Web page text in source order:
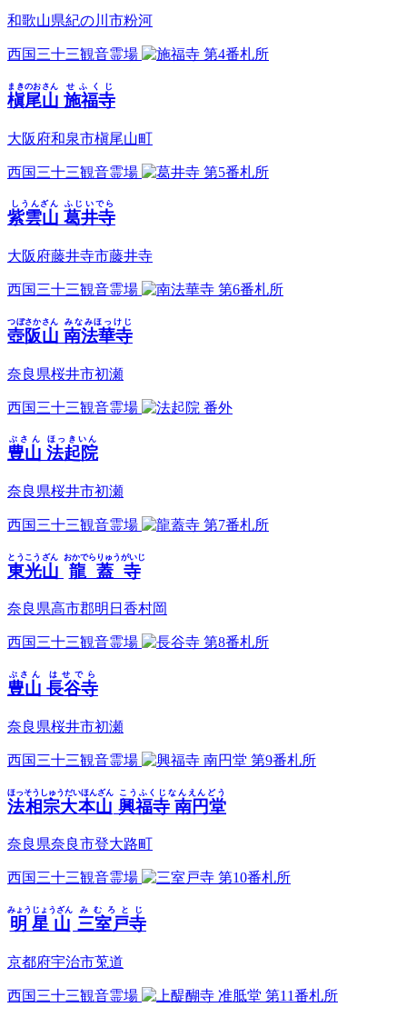
和歌山県紀の川市粉河
西国三十三観音霊場 第4番札所
槇尾山
まきのおさん
施福寺
せふくじ
大阪府和泉市槇尾山町
西国三十三観音霊場 第5番札所
紫雲山
しうんざん
葛井寺
ふじいでら
大阪府藤井寺市藤井寺
西国三十三観音霊場 第6番札所
壺阪山
つぼさかさん
南法華寺
みなみほっけじ
奈良県桜井市初瀬
西国三十三観音霊場 番外
豊山
ぶさん
法起院
ほっきいん
奈良県桜井市初瀬
西国三十三観音霊場 第7番札所
東光山
とうこうざん
龍蓋寺
おかでらりゅうがいじ
奈良県高市郡明日香村岡
西国三十三観音霊場 第8番札所
豊山
ぶさん
長谷寺
はせでら
奈良県桜井市初瀬
西国三十三観音霊場 第9番札所
法相宗大本山
ほっそうしゅうだいほんざん
興福寺 南円堂
こうふくじなんえんどう
奈良県奈良市登大路町
西国三十三観音霊場 第10番札所
明星山
みょうじょうざん
三室戸寺
みむろとじ
京都府宇治市莵道
西国三十三観音霊場 第11番札所